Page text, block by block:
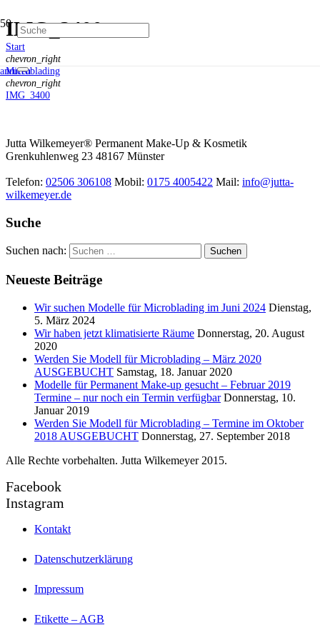
anrufen
IMG_3400
Start
chevron_right
Microblading
chevron_right
IMG_3400
Jutta Wilkemeyer® Permanent Make-Up & Kosmetik
Grenkuhlenweg 23 48167 Münster
Telefon: 02506 306108 Mobil: 0175 4005422 Mail: info@jutta-
wilkemeyer.de
Suche
Suchen nach:
Neueste Beiträge
Wir suchen Modelle für Microblading im Juni 2024 Dienstag,
5. März 2024
Wir haben jetzt klimatisierte Räume Donnerstag, 20. August
2020
Werden Sie Modell für Microblading – März 2020
AUSGEBUCHT Samstag, 18. Januar 2020
Modelle für Permanent Make-up gesucht – Februar 2019
Termine – nur noch ein Termin verfügbar Donnerstag, 10.
Januar 2019
Werden Sie Modell für Microblading – Termine im Oktober
2018 AUSGEBUCHT Donnerstag, 27. September 2018
Alle Rechte vorbehalten. Jutta Wilkemeyer 2015.
Facebook
Instagram
Kontakt
Datenschutzerklärung
Impressum
Etikette – AGB